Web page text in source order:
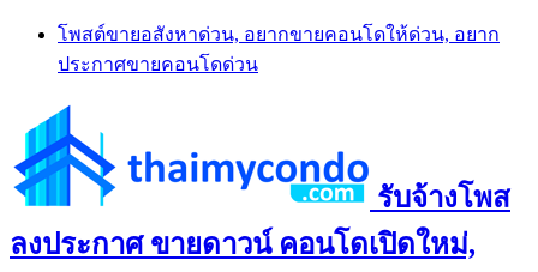
Skip
content
โพสต์ขายอสังหาด่วน, อยากขายคอนโดให้ด่วน, อยาก
ประกาศขายคอนโดด่วน
รับจ้างโพส
ลงประกาศ ขายดาวน์ คอนโดเปิดใหม่,